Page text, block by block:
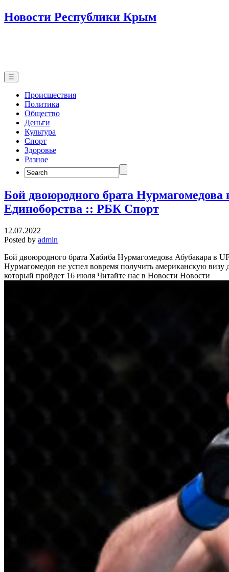
Новости Республики Крым
☰
Происшествия
Политика
Общество
Деньги
Культура
Спорт
Здоровье
Разное
Search
for:
Бой двоюродного брата
Единоборства :: РБК Спорт
12.07.2022
Posted by admin
Бой двоюродного брата Хабиба Нурмагомедова Абубакара в
Нурмагомедов не успел вовремя получить американскую визу
который пройдет 16 июля Читайте нас в Новости Новости